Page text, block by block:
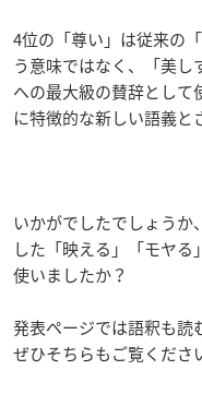
4位の「尊い」は従来の
う意味ではなく、「美し
への最大級の賛辞として
に特徴的な新しい語義と
いかがでしたでしょう
した「映える」「モヤ
使いましたか？
発表ページでは語釈も読
ぜひそちらもご覧くださ